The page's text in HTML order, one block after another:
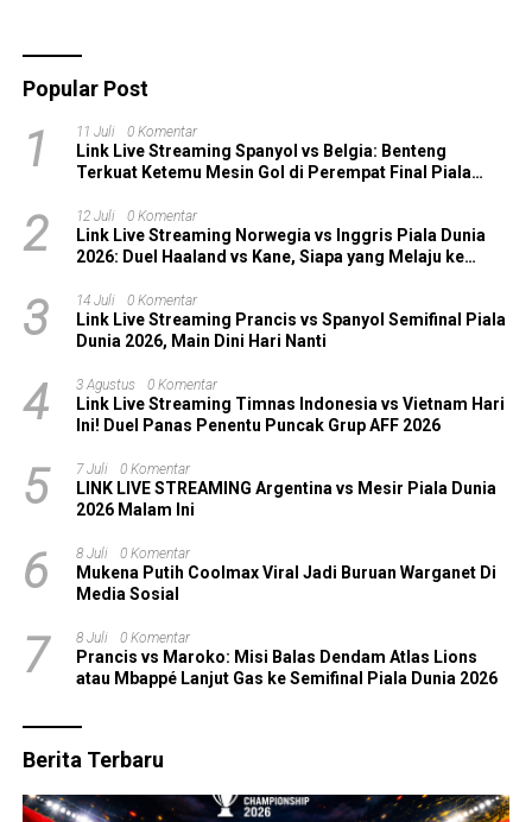
Popular Post
1 11 Juli 0 Komentar
Link Live Streaming Spanyol vs Belgia: Benteng
Terkuat Ketemu Mesin Gol di Perempat Final Piala
2 12 Juli 0 Komentar
Link Live Streaming Norwegia vs Inggris Piala Dunia
2026: Duel Haaland vs Kane, Siapa yang Melaju ke
3 14 Juli 0 Komentar
Link Live Streaming Prancis vs Spanyol Semifinal Piala
Dunia 2026, Main Dini Hari Nanti
4 3 Agustus 0 Komentar
Link Live Streaming Timnas Indonesia vs Vietnam Hari
Ini! Duel Panas Penentu Puncak Grup AFF 2026
5 7 Juli 0 Komentar
LINK LIVE STREAMING Argentina vs Mesir Piala Dunia
2026 Malam Ini
6 8 Juli 0 Komentar
Mukena Putih Coolmax Viral Jadi Buruan Warganet Di
Media Sosial
7 8 Juli 0 Komentar
Prancis vs Maroko: Misi Balas Dendam Atlas Lions
atau Mbappé Lanjut Gas ke Semifinal Piala Dunia 2026
Berita Terbaru